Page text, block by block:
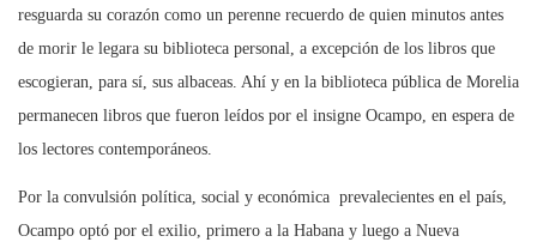
resguarda su corazón como un perenne recuerdo de quien minutos antes
de morir le legara su biblioteca personal, a excepción de los libros que
escogieran, para sí, sus albaceas. Ahí y en la biblioteca pública de Morelia
permanecen libros que fueron leídos por el insigne Ocampo, en espera de
los lectores contemporáneos.
Por la convulsión política, social y económica prevalecientes en el país,
Ocampo optó por el exilio, primero a la Habana y luego a Nueva